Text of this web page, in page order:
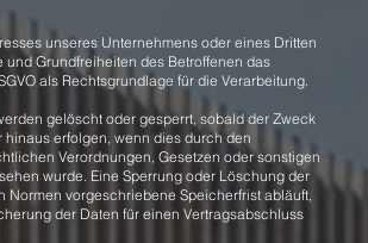
unseres Unternehmens oder eines Dritten
Grundfreiheiten des Betroffenen das
als Rechtsgrundlage für die Verarbeitung.
gelöscht oder gesperrt, sobald der Zweck
erfolgen, wenn dies durch den
Verordnungen, Gesetzen oder sonstigen
wurde. Eine Sperrung oder Löschung der
vorgeschriebene Speicherfrist abläuft,
der Daten für einen Vertragsabschluss